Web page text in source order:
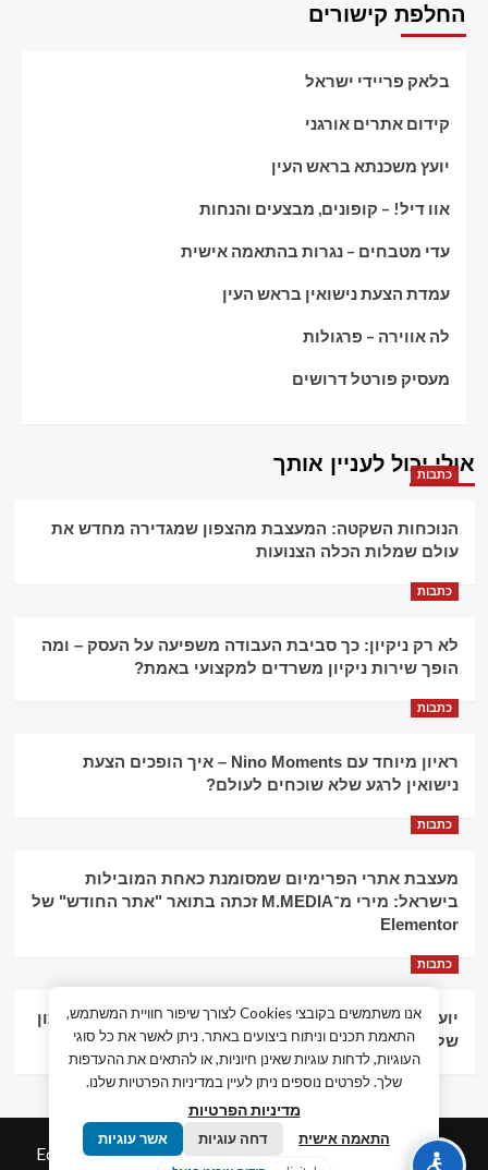
החלפת קישורים
בלאק פריידי ישראל
קידום אתרים אורגני
יועץ משכנתא בראש העין
אוו דיל! – קופונים, מבצעים והנחות
עדי מטבחים – נגרות בהתאמה אישית
עמדת הצעת נישואין בראש העין
לה אווירה – פרגולות
מעסיק פורטל דרושים
אולי יכול לעניין אותך
כתבות
הנוכחות השקטה: המעצבת מהצפון שמגדירה מחדש את
עולם שמלות הכלה הצנועות
כתבות
לא רק ניקיון: כך סביבת העבודה משפיעה על העסק – ומה
הופך שירות ניקיון משרדים למקצועי באמת?
כתבות
ראיון מיוחד עם Nino Moments – איך הופכים הצעת
נישואין לרגע שלא שוכחים לעולם?
כתבות
מעצבת אתרי הפרימיום שמסומנת כאחת המובילות
בישראל: מירי מ־M.MEDIA זכתה בתואר "אתר החודש" של
Elementor
כתבות
יועץ עסקי וליווי פיננסי – הדרך לצמיחה כלכלית וניהול נכון
של העסק
© כל הזכויות שמורות חדשות המאה ה-21 |
Edigital.co.ilby
אנו משתמשים בקובצי Cookies לצורך שיפור חוויית המשתמש,
התאמת תכנים וניתוח ביצועים באתר. ניתן לאשר את כל סוגי
העוגיות, לדחות עוגיות שאינן חיוניות, או להתאים את ההעדפות
שלך. לפרטים נוספים ניתן לעיין במדיניות הפרטיות שלנו.
מדיניות הפרטיות
התאמה אישית דחה עוגיות אשר עוגיות